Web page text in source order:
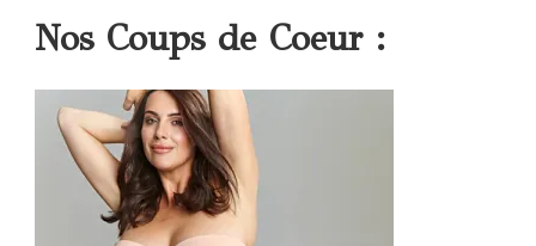
Nos Coups de Coeur :